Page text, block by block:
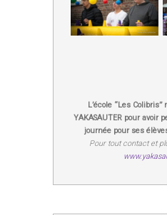
L’école “Les
YAKASAUTER pour avoir
journée pour ses
Pour tout contact et